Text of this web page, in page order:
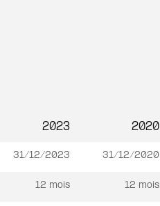
2023 2020
31/12/2023 31/12/2020
12 mois 12 mois